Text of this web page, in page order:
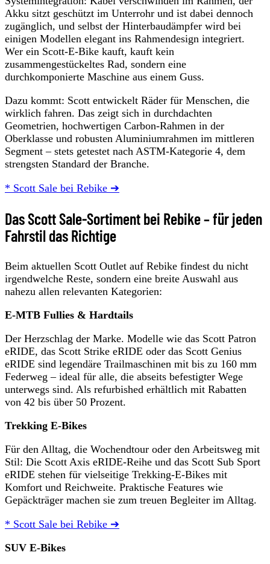
Akku sitzt geschützt im Unterrohr und ist dabei dennoch
zugänglich, und selbst der Hinterbaudämpfer wird bei
einigen Modellen elegant ins Rahmendesign integriert.
Wer ein Scott-E-Bike kauft, kauft kein
zusammengestückeltes Rad, sondern eine
durchkomponierte Maschine aus einem Guss.
Dazu kommt: Scott entwickelt Räder für Menschen, die
wirklich fahren. Das zeigt sich in durchdachten
Geometrien, hochwertigen Carbon-Rahmen in der
Oberklasse und robusten Aluminiumrahmen im mittleren
Segment – stets getestet nach ASTM-Kategorie 4, dem
strengsten Standard der Branche.
* Scott Sale bei Rebike ➔
Das Scott Sale-Sortiment bei Rebike – für jeden
Fahrstil das Richtige
Beim aktuellen Scott Outlet auf Rebike findest du nicht
irgendwelche Reste, sondern eine breite Auswahl aus
nahezu allen relevanten Kategorien:
E-MTB Fullies & Hardtails
Der Herzschlag der Marke. Modelle wie das Scott Patron
eRIDE, das Scott Strike eRIDE oder das Scott Genius
eRIDE sind legendäre Trailmaschinen mit bis zu 160 mm
Federweg – ideal für alle, die abseits befestigter Wege
unterwegs sind. Als refurbished erhältlich mit Rabatten
von 42 bis über 50 Prozent.
Trekking E-Bikes
Für den Alltag, die Wochendtour oder den Arbeitsweg mit
Stil: Die Scott Axis eRIDE-Reihe und das Scott Sub Sport
eRIDE stehen für vielseitige Trekking-E-Bikes mit
Komfort und Reichweite. Praktische Features wie
Gepäckträger machen sie zum treuen Begleiter im Alltag.
* Scott Sale bei Rebike ➔
SUV E-Bikes